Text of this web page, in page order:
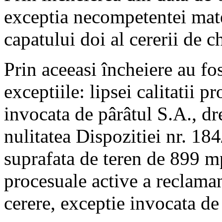
exceptia necompetentei
capatului doi al cererii de
Prin aceeasi încheiere au
exceptiile: lipsei calitatii
invocata de pârâtul S.A.,
nulitatea Dispozitiei nr.
suprafata de teren de 899
procesuale active a
cerere, exceptie invocata